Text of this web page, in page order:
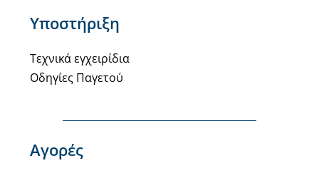
Υποστήριξη
Τεχνικά εγχειρίδια
Οδηγίες Παγετού
Αγορές